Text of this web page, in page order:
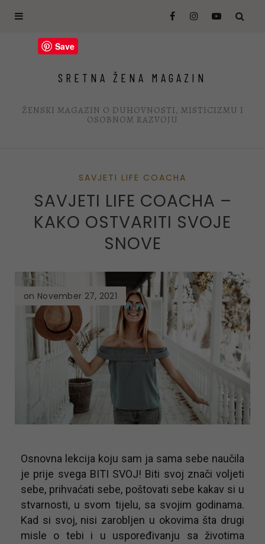
SRETNA ŽENA MAGAZIN
ŽENSKI MAGAZIN O DUHOVNOSTI, MISTICIZMU I
OSOBNOM RAZVOJU
SAVJETI LIFE COACHA
SAVJETI LIFE COACHA –
KAKO OSTVARITI SVOJE
SNOVE
on November 27, 2021
Osnovna lekcija koju sam ja sama sebe naučila
je prije svega BITI SVOJ! Biti svoj znači voljeti
sebe, prihvaćati sebe, poštovati sebe kakav si u
stvarnosti, u svom tijelu, sa svojim godinama.
Kad si svoj, nisi zarobljen u okovima šta drugi
misle o tebi i u uspoređivanju sa životima
Save